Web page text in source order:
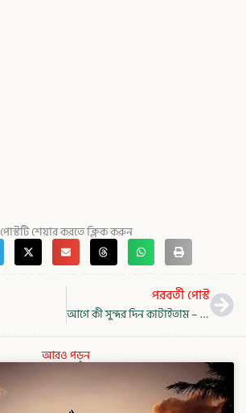
পোস্টটি শেয়ার করতে ক্লিক করুন
পরবর্তী পোস্ট
আগে কী সুন্দর দিন কাটাইতাম – শাহ আবদুল করিম
আরও পড়ুন